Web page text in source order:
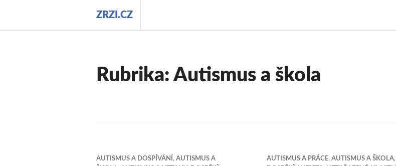
ZRZI.CZ
Rubrika:Autismus a škola
AUTISMUS A DOSPÍVÁNÍ , AUTISMUS A
AUTISMUS A PRÁCE, AUTISMUS A ŠKOLA,